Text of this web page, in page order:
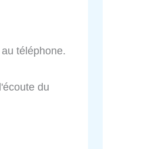
téléphone.
du